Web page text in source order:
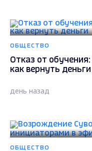
ОБЩЕСТВО
Отказ от
как вернуть деньги
день назад
ОБЩЕСТВО